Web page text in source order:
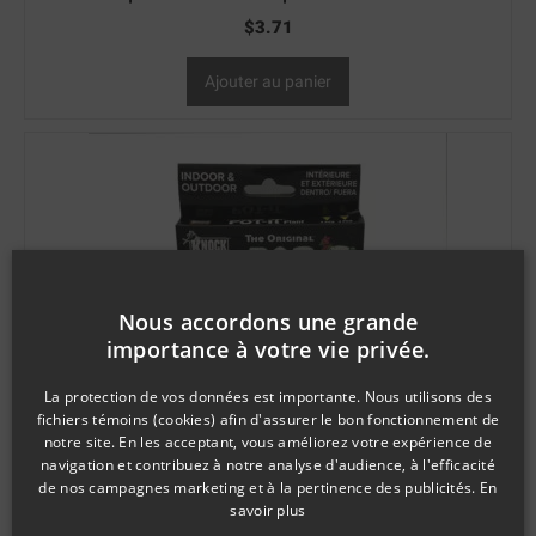
$3.71
Ajouter au panier
SKU: KD626T
Nous accordons une grande
importance à votre vie privée.
La protection de vos données est importante. Nous utilisons des
fichiers témoins (cookies) afin d'assurer le bon fonctionnement de
notre site. En les acceptant, vous améliorez votre expérience de
navigation et contribuez à notre analyse d'audience, à l'efficacité
de nos campagnes marketing et à la pertinence des publicités. En
savoir plus